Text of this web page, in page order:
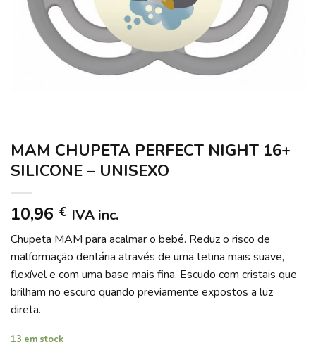
MAM CHUPETA PERFECT NIGHT 16+
SILICONE – UNISEXO
10,96 € IVA inc.
Chupeta MAM para acalmar o bebé. Reduz o risco de
malformação dentária através de uma tetina mais suave,
flexível e com uma base mais fina. Escudo com cristais que
brilham no escuro quando previamente expostos a luz
direta.
13 em stock